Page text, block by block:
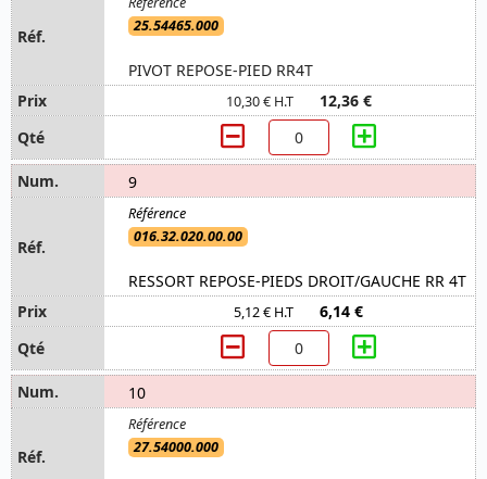
25.54465.000
PIVOT REPOSE-PIED RR4T
10,30 € H.T 12,36 €
9
016.32.020.00.00
RESSORT REPOSE-PIEDS DROIT/GAUCHE RR 4T
5,12 € H.T 6,14 €
10
27.54000.000